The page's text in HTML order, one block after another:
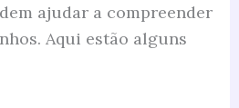
ajudar a compreender
Aqui estão alguns